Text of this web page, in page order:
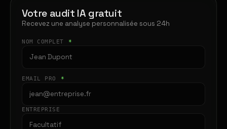
Votre audit IA gratuit
Recevez une analyse personnalisée sous 24h
NOM COMPLET *
EMAIL PRO *
ENTREPRISE